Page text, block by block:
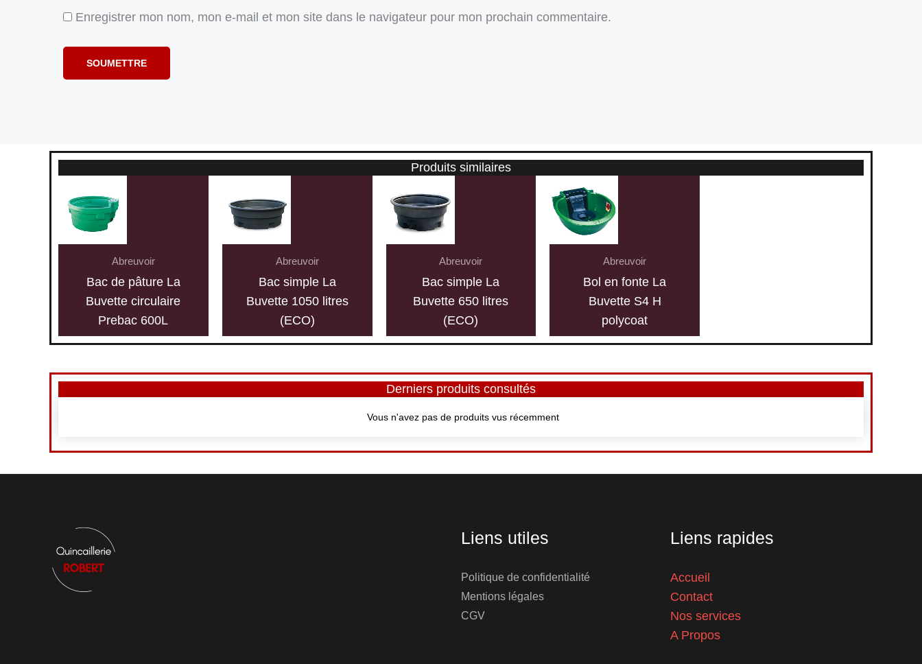
Enregistrer mon nom, mon e-mail et mon site dans le navigateur pour mon prochain commentaire.
Produits similaires
Abreuvoir
Bac de pâture La
Buvette circulaire
Prebac 600L
Abreuvoir
Bac simple La
Buvette 1050 litres
(ECO)
Abreuvoir
Bac simple La
Buvette 650 litres
(ECO)
Abreuvoir
Bol en fonte La
Buvette S4 H
polycoat
Derniers produits consultés
Vous n'avez pas de produits vus récemment
Liens utiles
Politique de confidentialité
Mentions légales
CGV
Liens rapides
Accueil
Contact
Nos services
A Propos